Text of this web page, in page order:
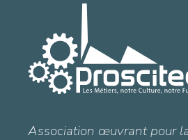
Association œuvrant pour